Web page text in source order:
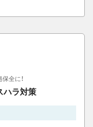
全に！
ハラ対策